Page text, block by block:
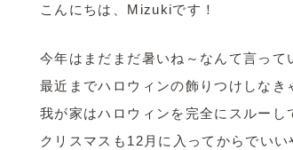
こんにちは、Mizukiです！
今年はまだまだ暑いね～なんて言って
最近までハロウィンの飾りつけしな
我が家はハロウィンを完全にスルーし
クリスマスも12月に入ってからでい